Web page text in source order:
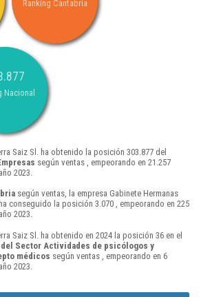
Ranking Cantabria
Nacional
Saiz Sl. ha obtenido la posición 303.877 del
según ventas , empeorando en 21.257
2023.
según ventas, la empresa Gabinete Hermanas
conseguido la posición 3.070 , empeorando en 225
2023.
Saiz Sl. ha obtenido en 2024 la posición 36 en el
del Sector Actividades de psicólogos y
médicos según ventas , empeorando en 6
2023.